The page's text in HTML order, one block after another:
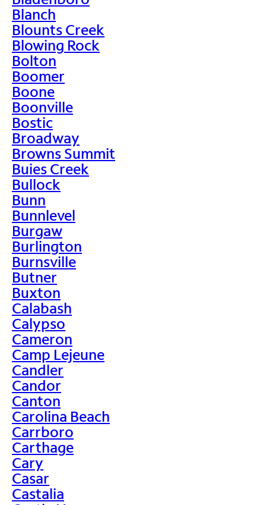
Blanch
Blounts Creek
Blowing Rock
Bolton
Boomer
Boone
Boonville
Bostic
Broadway
Browns Summit
Buies Creek
Bullock
Bunn
Bunnlevel
Burgaw
Burlington
Burnsville
Butner
Buxton
Calabash
Calypso
Cameron
Camp Lejeune
Candler
Candor
Canton
Carolina Beach
Carrboro
Carthage
Cary
Casar
Castalia